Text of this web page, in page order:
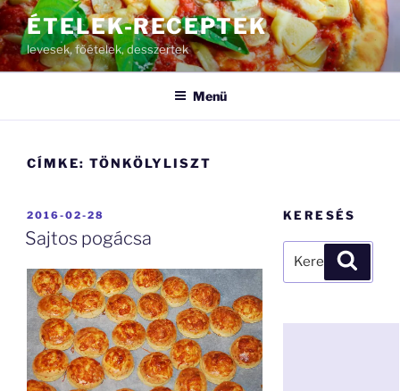
Tartalomhoz
ÉTELEK-RECEPTEK
levesek, főételek, desszertek
Menü
CÍMKE: TÖNKÖLYLISZT
BEKÜLDVE:
2016-02-28
Sajtos pogácsa
KERESÉS
Keresés